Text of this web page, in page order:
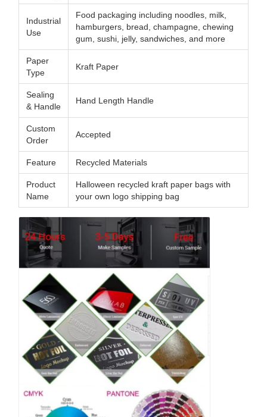
Industrial
Use
Food packaging including noodles, milk,
hamburgers, bread, champagne, chewing
gum, sushi, jelly, sandwiches, and more
Paper
Type
Kraft Paper
Sealing
& Handle
Hand Length Handle
Custom
Order
Accepted
Feature Recycled Materials
Product
Name
Halloween recycled kraft paper bags with
your own logo shipping bag